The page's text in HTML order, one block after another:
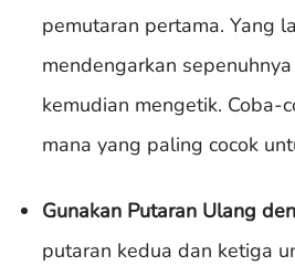
pemutaran pertama. Yang
mendengarkan
kemudian mengetik. Coba-
mana yang paling cocok
Gunakan Putaran Ulang
putaran kedua dan ketiga